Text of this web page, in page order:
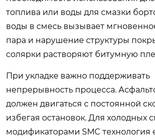
топлива или воды для смазки
воды в смесь вызывает
пара и нарушение структуры
солярки растворяют битумную
При укладке важно поддерживать
непрерывность процесса.
должен двигаться с постоянной
избегая остановок. Для холодных
модификаторами SMC технология